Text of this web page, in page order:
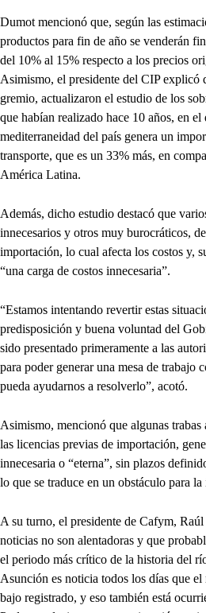
Dumot mencionó que, según las
productos para fin de año se venderán
del 10% al 15% respecto a los precios
Asimismo, el presidente del CIP explicó
gremio, actualizaron el estudio de los
que habían realizado hace 10 años, en
mediterraneidad del país genera un
transporte, que es un 33% más, en
América Latina.
Además, dicho estudio destacó que
innecesarios y otros muy burocráticos,
importación, lo cual afecta los costos y,
“una carga de costos innecesaria”.
“Estamos intentando revertir estas
predisposición y buena voluntad del
sido presentado primeramente a las
para poder generar una mesa de trabajo
pueda ayudarnos a resolverlo”, acotó.
Asimismo, mencionó que algunas trabas
las licencias previas de importación,
innecesaria o “eterna”, sin plazos
lo que se traduce en un obstáculo para
A su turno, el presidente de Cafym,
noticias no son alentadoras y que
el periodo más crítico de la historia del
Asunción es noticia todos los días que
bajo registrado, y eso también está